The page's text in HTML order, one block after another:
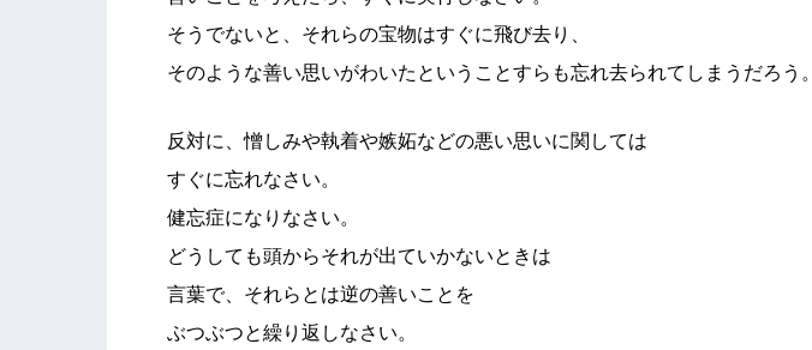
そうでないと、それらの宝物はすぐに飛び去り、
そのような善い思いがわいたということすらも忘れ去られてしまうだろう。
反対に、憎しみや執着や嫉妬などの悪い思いに関しては
すぐに忘れなさい。
健忘症になりなさい。
どうしても頭からそれが出ていかないときは
言葉で、それらとは逆の善いことを
ぶつぶつと繰り返しなさい。